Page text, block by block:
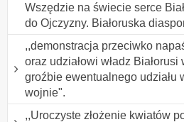
Wszędzie na świecie serce
do Ojczyzny. Białoruska
,,demonstracja przeciwko
oraz udziałowi władz
groźbie ewentualnego udziału
wojnie".
,,Uroczyste złożenie kwiatów